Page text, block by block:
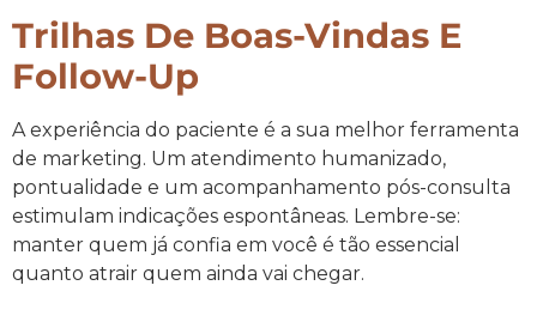
Trilhas De Boas-Vindas E
Follow-Up
A experiência do paciente é a sua melhor ferramenta
de marketing. Um atendimento humanizado,
pontualidade e um acompanhamento pós-consulta
estimulam indicações espontâneas. Lembre-se:
manter quem já confia em você é tão essencial
quanto atrair quem ainda vai chegar.